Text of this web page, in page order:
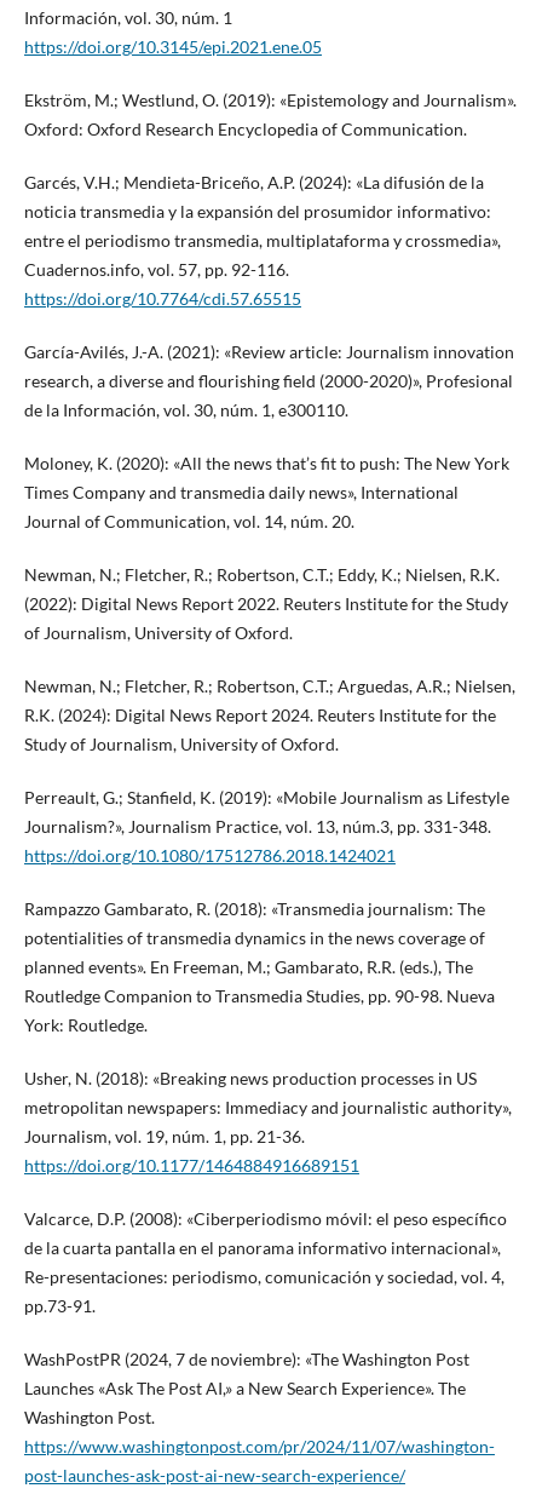
Información, vol. 30, núm. 1
https://doi.org/10.3145/epi.2021.ene.05
Ekström, M.; Westlund, O. (2019): «Epistemology and Journalism».
Oxford: Oxford Research Encyclopedia of Communication.
Garcés, V.H.; Mendieta-Briceño, A.P. (2024): «La difusión de la
noticia transmedia y la expansión del prosumidor informativo:
entre el periodismo transmedia, multiplataforma y crossmedia»,
Cuadernos.info, vol. 57, pp. 92-116.
https://doi.org/10.7764/cdi.57.65515
García-Avilés, J.-A. (2021): «Review article: Journalism innovation
research, a diverse and flourishing field (2000-2020)», Profesional
de la Información, vol. 30, núm. 1, e300110.
Moloney, K. (2020): «All the news that’s fit to push: The New York
Times Company and transmedia daily news», International
Journal of Communication, vol. 14, núm. 20.
Newman, N.; Fletcher, R.; Robertson, C.T.; Eddy, K.; Nielsen, R.K.
(2022): Digital News Report 2022. Reuters Institute for the Study
of Journalism, University of Oxford.
Newman, N.; Fletcher, R.; Robertson, C.T.; Arguedas, A.R.; Nielsen,
R.K. (2024): Digital News Report 2024. Reuters Institute for the
Study of Journalism, University of Oxford.
Perreault, G.; Stanfield, K. (2019): «Mobile Journalism as Lifestyle
Journalism?», Journalism Practice, vol. 13, núm.3, pp. 331-348.
https://doi.org/10.1080/17512786.2018.1424021
Rampazzo Gambarato, R. (2018): «Transmedia journalism: The
potentialities of transmedia dynamics in the news coverage of
planned events». En Freeman, M.; Gambarato, R.R. (eds.), The
Routledge Companion to Transmedia Studies, pp. 90-98. Nueva
York: Routledge.
Usher, N. (2018): «Breaking news production processes in US
metropolitan newspapers: Immediacy and journalistic authority»,
Journalism, vol. 19, núm. 1, pp. 21-36.
https://doi.org/10.1177/1464884916689151
Valcarce, D.P. (2008): «Ciberperiodismo móvil: el peso específico
de la cuarta pantalla en el panorama informativo internacional»,
Re-presentaciones: periodismo, comunicación y sociedad, vol. 4,
pp.73-91.
WashPostPR (2024, 7 de noviembre): «The Washington Post
Launches «Ask The Post AI,» a New Search Experience». The
Washington Post.
https://www.washingtonpost.com/pr/2024/11/07/washington-
post-launches-ask-post-ai-new-search-experience/